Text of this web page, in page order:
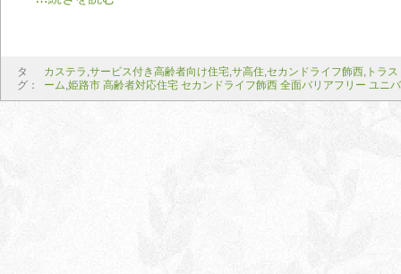
タ
グ：
カステラ ,サービス付き高齢者向け住宅,サ高住,セカンドライフ飾西, トラ
ーム,姫路市 高齢者対応住宅 セカンドライフ飾西 全面バリアフリー ユニ